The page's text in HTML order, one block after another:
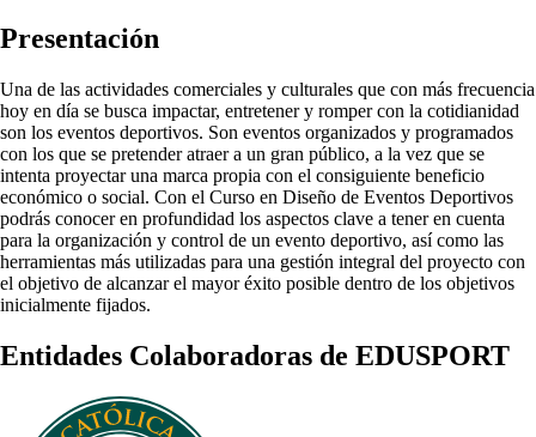
Presentación
Una de las actividades comerciales y culturales que con más frecuencia
hoy en día se busca impactar, entretener y romper con la cotidianidad
son los eventos deportivos. Son eventos organizados y programados
con los que se pretender atraer a un gran público, a la vez que se
intenta proyectar una marca propia con el consiguiente beneficio
económico o social. Con el Curso en Diseño de Eventos Deportivos
podrás conocer en profundidad los aspectos clave a tener en cuenta
para la organización y control de un evento deportivo, así como las
herramientas más utilizadas para una gestión integral del proyecto con
el objetivo de alcanzar el mayor éxito posible dentro de los objetivos
inicialmente fijados.
Entidades Colaboradoras de EDUSPORT